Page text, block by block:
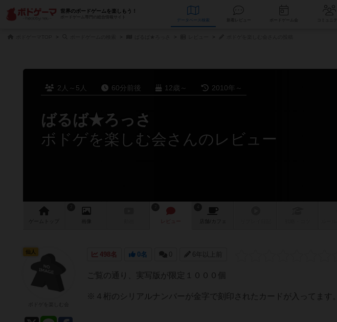
世界のボードゲームを楽しもう！
ボードゲーム専門の総合情報サイト
データベース
2人～5人 60分前後 12歳～ 2010年～
ばるば★ろっさ
ボドゲを楽しむ会さんのレビュー
ゲーム 画像 レビュー 店舗/ カフェ
498名 0名 0 6年以上前
ご覧の通り、実写版が限定１０００個
※４桁のシリアルナンバーが金字で刻印されたカードが入ってます。
仙人